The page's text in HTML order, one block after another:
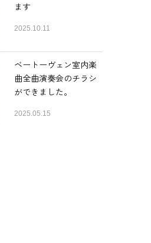
ます
2025.10.11
ベートーヴェン室内楽
曲全曲演奏会のチラシ
ができました。
2025.05.15